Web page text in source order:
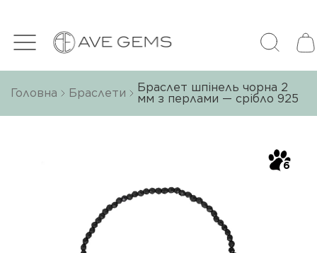
Головна Браслети
Браслет шпінель чорна 2
мм з перлами — срібло 925
6